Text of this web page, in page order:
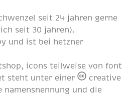
seit 24 jahren gerne
seit 30 jahren).
und ist bei hetzner
, icons teilweise von font
steht unter einer
creative
namensnennung und die